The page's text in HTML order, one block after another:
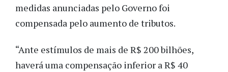
medidas anunciadas pelo Governo foi
compensada pelo aumento de tributos.
“Ante estímulos de mais de R$ 200 bilhões,
haverá uma compensação inferior a R$ 40